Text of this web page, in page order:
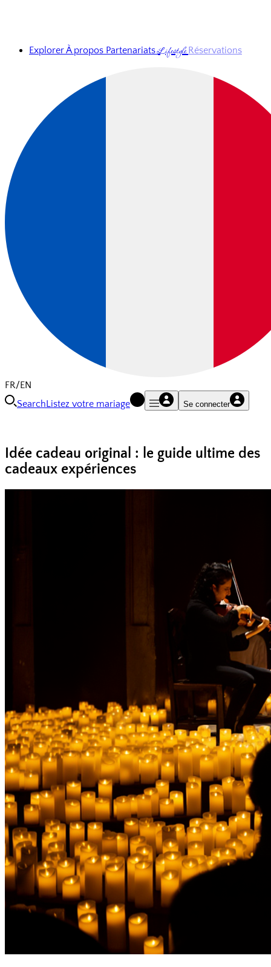
ExplorerÀ propos PartenariatsLifestyleRéservations
FR/EN
SearchListez votre mariage Se connecter
Idée cadeau original : le guide ultime des
cadeaux expériences